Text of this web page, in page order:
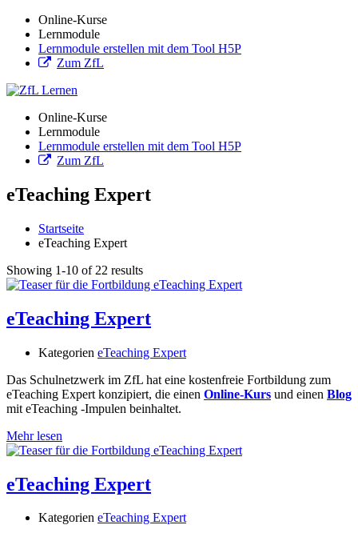
Online-Kurse
Lernmodule
Lernmodule erstellen mit dem Tool H5P
Zum ZfL
Online-Kurse
Lernmodule
Lernmodule erstellen mit dem Tool H5P
Zum ZfL
eTeaching Expert
Startseite
eTeaching Expert
Showing 1-10 of 22 results
eTeaching Expert
Kategorien eTeaching Expert
Das Schulnetzwerk im ZfL hat eine kostenfreie Fortbildung zum
eTeaching Expert konzipiert, die einen Online-Kurs und einen Blog
mit eTeaching -Impulen beinhaltet.
Mehr lesen
eTeaching Expert
Kategorien eTeaching Expert